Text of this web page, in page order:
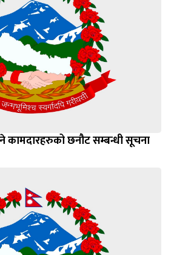
कामदारहरुको छनौट सम्बन्धी सूचना